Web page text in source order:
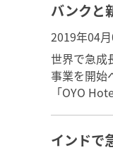
バンクと
2019年04
世界で急成
事業を開始
「OYO
インドで